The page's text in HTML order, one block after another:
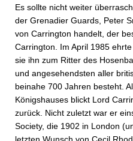
Es sollte nicht weiter
der Grenadier Guards, Peter
von Carrington handelt, der
Carrington. Im April 1985
sie ihn zum Ritter des
und angesehendsten aller
beinahe 700 Jahren besteht.
Königshauses blickt Lord
zurück. Nicht zuletzt war er
Society, die 1902 in London
letzten Wunsch von Cecil